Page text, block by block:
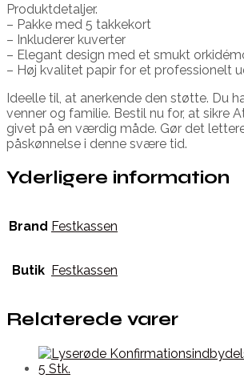
Produktdetaljer.
– Pakke med 5 takkekort
– Inkluderer kuverter
– Elegant design med et smukt
– Høj kvalitet papir for et professionelt
Ideelle til, at anerkende den støtte. Du
venner og familie. Bestil nu for, at sikre
givet på en værdig måde. Gør det
påskønnelse i denne svære tid.
Yderligere information
Brand Festkassen
Butik Festkassen
Relaterede varer